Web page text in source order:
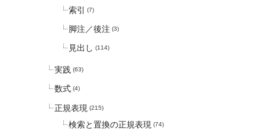
索引 (7)
脚注／後注 (3)
見出し (114)
実践 (63)
数式 (4)
正規表現 (215)
検索と置換の正規表現 (74)